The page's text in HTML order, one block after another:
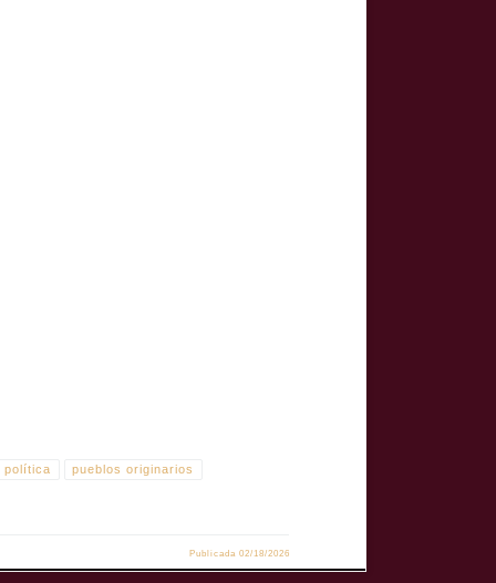
política pueblos originarios
Publicada 02/18/2026